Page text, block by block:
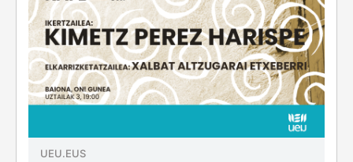
UEU.EUS